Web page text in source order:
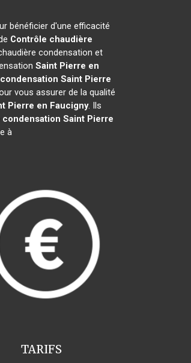
bénéficier d'une efficacité
Contrôle chaudière
condensation et
Saint Pierre en
Saint Pierre
vous assurer de la qualité
Pierre en Faucigny. Ils
Saint Pierre
à
TARIFS